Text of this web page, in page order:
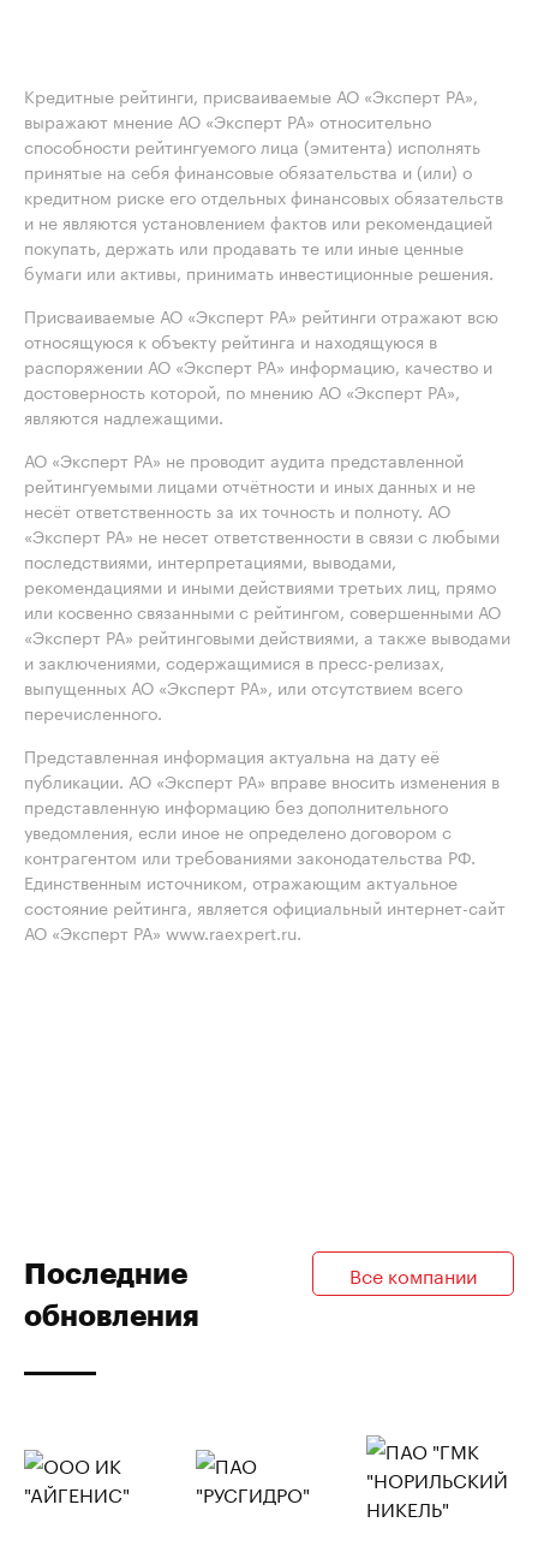
Кредитные рейтинги, присваиваемые АО «Эксперт РА»,
выражают мнение АО «Эксперт РА» относительно
способности рейтингуемого лица (эмитента) исполнять
принятые на себя финансовые обязательства и (или) о
кредитном риске его отдельных финансовых обязательств
и не являются установлением фактов или рекомендацией
покупать, держать или продавать те или иные ценные
бумаги или активы, принимать инвестиционные решения.
Присваиваемые АО «Эксперт РА» рейтинги отражают всю
относящуюся к объекту рейтинга и находящуюся в
распоряжении АО «Эксперт РА» информацию, качество и
достоверность которой, по мнению АО «Эксперт РА»,
являются надлежащими.
АО «Эксперт РА» не проводит аудита представленной
рейтингуемыми лицами отчётности и иных данных и не
несёт ответственность за их точность и полноту. АО
«Эксперт РА» не несет ответственности в связи с любыми
последствиями, интерпретациями, выводами,
рекомендациями и иными действиями третьих лиц, прямо
или косвенно связанными с рейтингом, совершенными АО
«Эксперт РА» рейтинговыми действиями, а также выводами
и заключениями, содержащимися в пресс-релизах,
выпущенных АО «Эксперт РА», или отсутствием всего
перечисленного.
Представленная информация актуальна на дату её
публикации. АО «Эксперт РА» вправе вносить изменения в
представленную информацию без дополнительного
уведомления, если иное не определено договором с
контрагентом или требованиями законодательства РФ.
Единственным источником, отражающим актуальное
состояние рейтинга, является официальный интернет-сайт
АО «Эксперт РА» www.raexpert.ru.
Последние
обновления
Все компании